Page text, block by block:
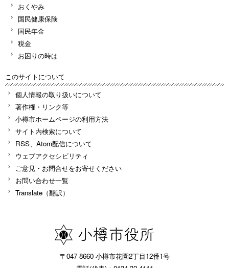
おくやみ
国民健康保険
国民年金
税金
お困りの時は
このサイトについて
個人情報の取り扱いについて
著作権・リンク等
小樽市ホームページの利用方法
サイト内検索について
RSS、Atom配信について
ウェブアクセシビリティ
ご意見・お問合せをお寄せください
お問い合わせ一覧
Translate（翻訳）
〒047-8660 小樽市花園2丁目12番1号